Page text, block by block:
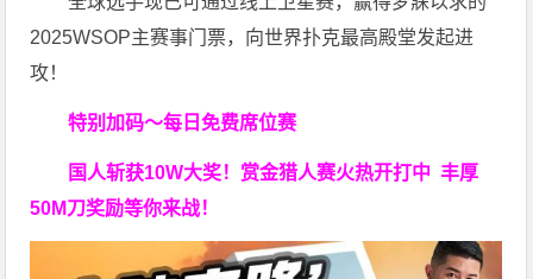
2025WSOP主赛事门票，向世界扑克最高殿堂发起进
攻！
特别加码～每日免费席位赛
国人斩获10W大奖！ 赏金猎人赛火热开打中 丰厚
50M刀奖励等你来战！